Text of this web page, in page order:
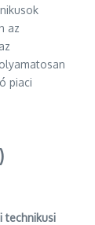
az
piaci
technikusi